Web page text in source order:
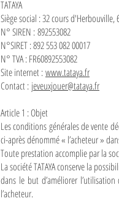
TATAYA
Siège social : 32 cours d'Herbouville,
N° SIREN : 892553082
N°SIRET : 892 553 082 00017
N° TVA : FR60892553082
Site internet :www.tataya.fr
Contact : jeveuxjouer@tataya.fr
Article 1 : Objet
Les conditions générales de vente
ci-après dénommé « l’acheteur »
Toute prestation accomplie par la
La société TATAYA conserve la
dans le but d’améliorer
l’acheteur.